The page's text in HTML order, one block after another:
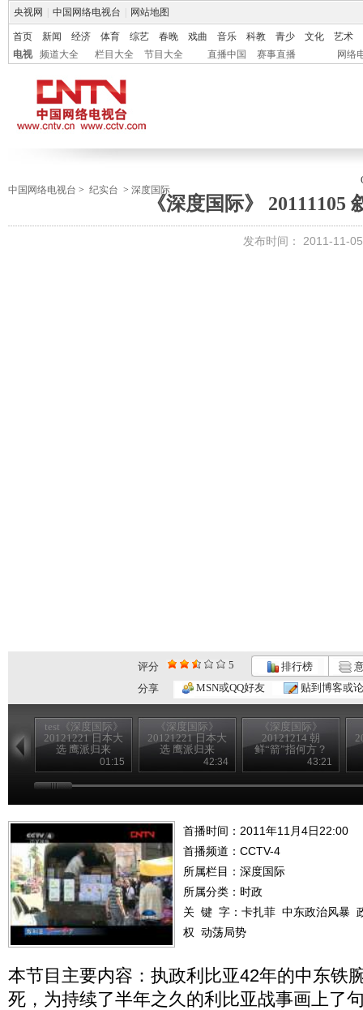
央视网 中国网络电视台 网站地图
首页 新闻 经济 体育 综艺 春晚 戏曲 音乐 科教 青少 文化
艺术
电视
频道大全 栏目大全 节目大全 直播中国 赛事直播 网络
中国网络电视台 > 纪实台 > 深度国际
《深度国际》 20111105
发布时间： 2011-11-
评分 5 排行榜
分享
MSN或QQ好友 贴到博客或
test《深度国际》
20121221 日本大
选 鹰派归来
01:15
《深度国际》
20121221 日本大
选 鹰派归来
42:34
《深度国际》
20121214 朝
鲜“箭”指何方？
43:21
首播时间：2011年11月4日22:00
首播频道： CCTV-4
所属栏目： 深度国际
所属分类：时政
关 键 字： 卡扎菲 中东政治风暴
权 动荡局势
本节目主要内容：执政利比亚42年的中东铁
死，为持续了半年之久的利比亚战事画上了